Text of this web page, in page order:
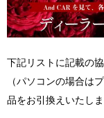
下記リストに記載の
（パソコンの場合は
品をお引換えいたしま